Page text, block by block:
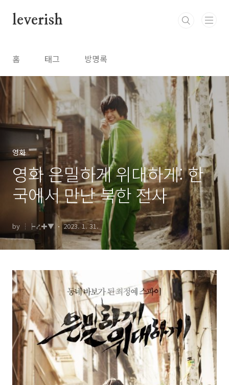
leverish
홈 태그 방명록
영화
영화 은밀하게 위대하게: 한
국에서 만난 북한 전사
by ┆┝⤤✚▼ 2023. 1. 31.